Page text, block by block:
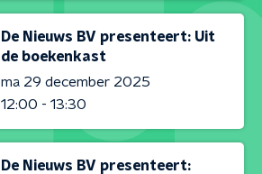
De Nieuws BV presenteert: Uit
de boekenkast
ma 29 december 2025
12:00 - 13:30
De Nieuws BV presenteert: